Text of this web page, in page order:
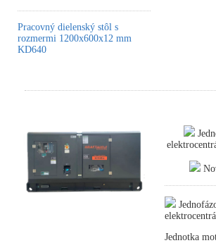
Pracovný dielenský stôl s
rozmermi 1200x600x12 mm
KD640
Jednotka